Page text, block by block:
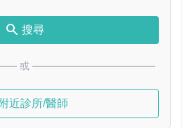
搜尋
或
附近診所/醫師